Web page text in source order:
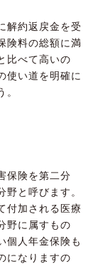
解約返戻金を受
険料の総額に満
比べて高いの
使い道を明確に
保険を第二分
と呼びます。
付加される医療
野に属すもの
個人年金保険も
になりますの